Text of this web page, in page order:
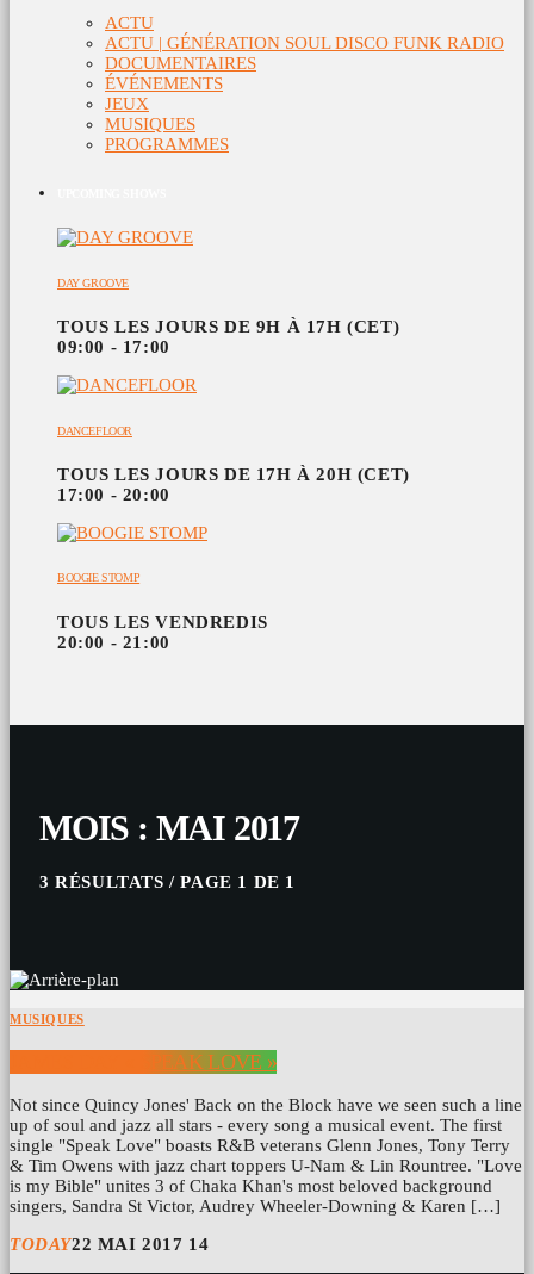
ACTU
ACTU | GÉNÉRATION SOUL DISCO FUNK RADIO
DOCUMENTAIRES
ÉVÉNEMENTS
JEUX
MUSIQUES
PROGRAMMES
DAY GROOVE
TOUS LES JOURS DE 9H À 17H (CET)
09:00 - 17:00
DANCEFLOOR
TOUS LES JOURS DE 17H À 20H (CET)
17:00 - 20:00
BOOGIE STOMP
TOUS LES VENDREDIS
20:00 - 21:00
MOIS : MAI 2017
3 RÉSULTATS / PAGE 1 DE 1
MUSIQUES
JAMES DAY « SPEAK LOVE »
Not since Quincy Jones' Back on the Block have we seen such a line
up of soul and jazz all stars - every song a musical event. The first
single "Speak Love" boasts R&B veterans Glenn Jones, Tony Terry
& Tim Owens with jazz chart toppers U-Nam & Lin Rountree. "Love
is my Bible" unites 3 of Chaka Khan's most beloved background
singers, Sandra St Victor, Audrey Wheeler-Downing & Karen […]
TODAY22 MAI 2017 14